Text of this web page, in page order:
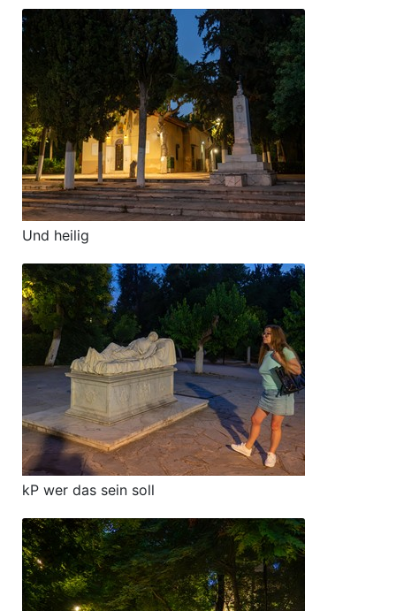
Und heilig
kP wer das sein soll